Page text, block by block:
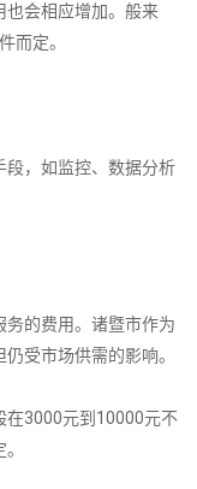
也会相应增加。般来
而定。
段，如监控、数据分析
的费用。诸暨市作为
受市场供需的影响。
在3000元到10000元不